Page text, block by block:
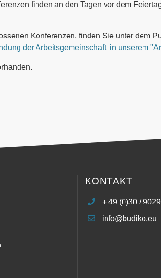
finden an den Tagen vor dem
Konferenzen, finden Sie unter dem
der Arbeitsgemeinschaft in unserem
KONTAKT
+ 49 (0)30 /
info@budiko.eu